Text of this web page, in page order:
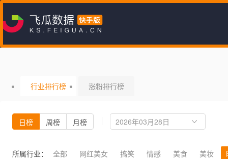
行业排行榜 涨粉排行榜
日榜 周榜 月榜
所属行业： 全部 网红美女 搞笑 情感 美食 美妆